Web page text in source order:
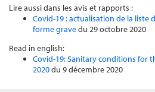
Lire aussi dans les avis et rapports :
Covid-19 : actualisation de la liste
forme gravedu 29 octobre 2020
Read in english:
Covid-19: Sanitary conditions for
2020du 9 décembre 2020